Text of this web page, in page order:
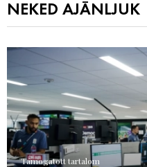
NEKED AJÁNLJUK
Támogatott tartalom